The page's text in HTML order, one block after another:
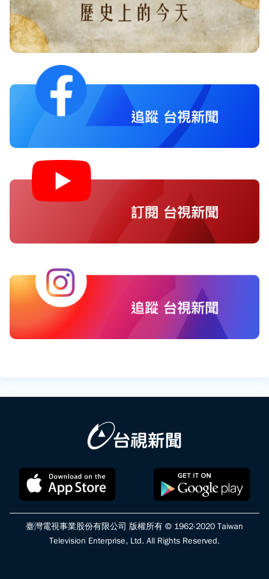
臺灣電視事業股份有限公司 版權所有 © 1962-2020 Taiwan
Television Enterprise, Ltd. All Rights Reserved.